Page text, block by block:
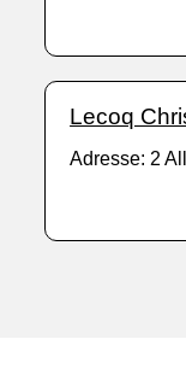
Lecoq
Adresse: 2